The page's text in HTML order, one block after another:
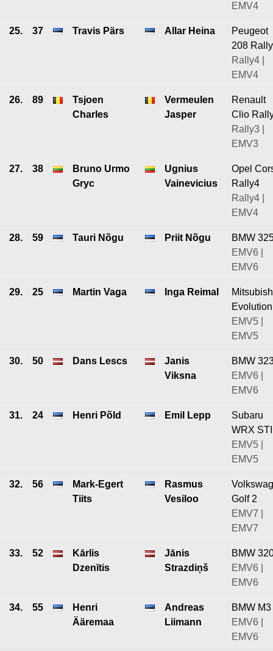
EMV4
25. 37 Travis Pärs Allar Heina
Peugeot
208
Rally4 |
EMV4
26. 89
Tsjoen
Charles
Vermeulen
Jasper
Renault
Clio
Rally3 |
EMV3
27. 38
Bruno Urmo
Gryc
Ugnius
Vainevicius
Opel
Rally4
Rally4 |
EMV4
28. 59 Tauri Nõgu Priit Nõgu
BMW
EMV6 |
EMV6
29. 25 Martin Vaga Inga Reimal
EMV5 |
EMV5
30. 50 Dans Lescs
Janis
Viksna
BMW
EMV6 |
EMV6
31. 24 Henri Põld Emil Lepp
Subaru
WRX STI
EMV5 |
EMV5
32. 56
Mark-Egert
Tiits
Rasmus
Vesiloo
Golf 2
EMV7 |
EMV7
33. 52
Kārlis
Dzenītis
Jānis
Strazdiņš
BMW
EMV6 |
EMV6
34. 55
Henri
Ääremaa
Andreas
Liimann
BMW M3
EMV6 |
EMV6